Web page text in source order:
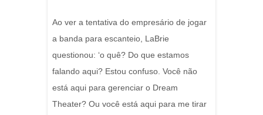
Ao ver a tentativa do empresário de jogar
a banda para escanteio, LaBrie
questionou: ‘o quê? Do que estamos
falando aqui? Estou confuso. Você não
está aqui para gerenciar o Dream
Theater? Ou você está aqui para me tirar